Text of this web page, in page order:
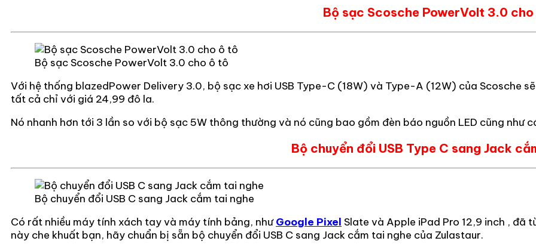
Bộ sạc Scosche PowerVolt 3.0
Bộ sạc Scosche PowerVolt 3.0 cho ô tô
Với hệ thống blazedPower Delivery 3.0, bộ sạc xe hơi USB Type-C (18W) và Type-A (12W) của Scosche
tất cả chỉ với giá 24,99 đô la.
Nó nhanh hơn tới 3 lần so với bộ sạc 5W thông thường và nó cũng bao gồm đèn báo nguồn LED cũng
Bộ chuyển đổi USB Type C sang Jack
Bộ chuyển đổi USB C sang Jack cắm tai nghe
Có rất nhiều máy tính xách tay và máy tính bảng, nhưGoogle Pixel Slate và Apple iPad Pro 12,9 inch , đã
này che khuất bạn, hãy chuẩn bị sẵn bộ chuyển đổi USB C sang Jack cắm tai nghe của Zulastaur.